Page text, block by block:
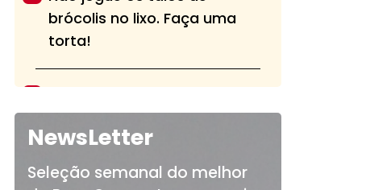
brócolis no lixo. Faça uma
torta!
norma, tradicional do sul da
Itália
NewsLetter
Seleção semanal do melhor